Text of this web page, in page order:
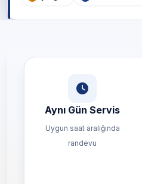
Aynı Gün Servis
Uygun saat aralığında
randevu